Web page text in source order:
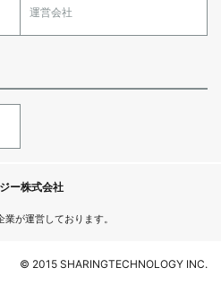
運営会社
ー株式会社
が運営しております。
© 2015 SHARINGTECHNOLOGY INC.